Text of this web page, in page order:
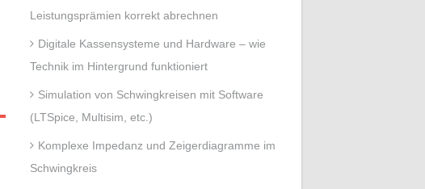
Leistungsprämien korrekt abrechnen
Digitale Kassensysteme und Hardware – wie
Technik im Hintergrund funktioniert
Simulation von Schwingkreisen mit Software
(LTSpice, Multisim, etc.)
Komplexe Impedanz und Zeigerdiagramme im
Schwingkreis